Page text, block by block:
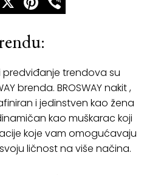
predviđanje trendova su
brenda. BROSWAY nakit ,
i jedinstven kao žena
kao muškarac koji
koje vam omogućavaju
ličnost na više načina.